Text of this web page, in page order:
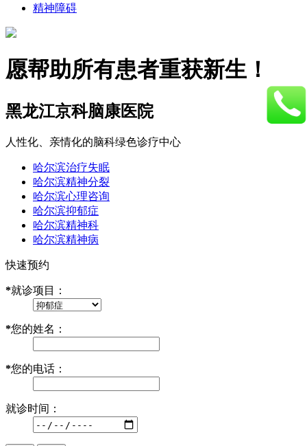
精神障碍
愿帮助所有患者重获新生！
黑龙江京科脑康医院
人性化、亲情化的脑科绿色诊疗中心
哈尔滨治疗失眠
哈尔滨精神分裂
哈尔滨心理咨询
哈尔滨抑郁症
哈尔滨精神科
哈尔滨精神病
快速预约
*就诊项目：
*您的姓名：
*您的电话：
就诊时间：